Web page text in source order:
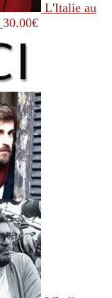
L'Italie au
30.00€